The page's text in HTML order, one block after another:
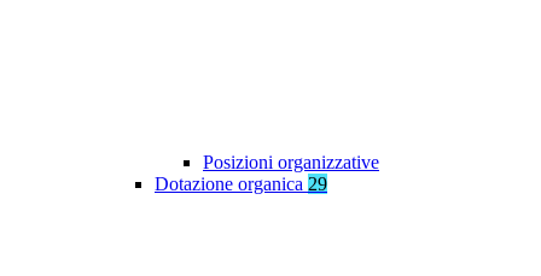
Posizioni organizzative
Dotazione organica 29